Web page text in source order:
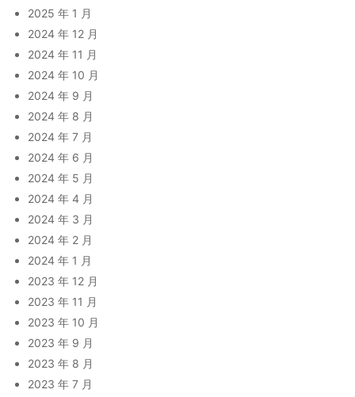
2025 年 1 月
2024 年 12 月
2024 年 11 月
2024 年 10 月
2024 年 9 月
2024 年 8 月
2024 年 7 月
2024 年 6 月
2024 年 5 月
2024 年 4 月
2024 年 3 月
2024 年 2 月
2024 年 1 月
2023 年 12 月
2023 年 11 月
2023 年 10 月
2023 年 9 月
2023 年 8 月
2023 年 7 月